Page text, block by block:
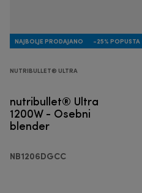
NAJBOLJE PRODAJANO -25% POPUSTA
NUTRIBULLET® ULTRA
nutribullet® Ultra
1200W - Osebni
blender
NB1206DGCC